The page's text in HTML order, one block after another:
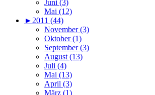
Juni (3)
Mai (12)
► 2011 (44)
November (3)
Oktober (1)
September (3)
August (13)
Juli (4)
Mai (13)
April (3)
März (1)